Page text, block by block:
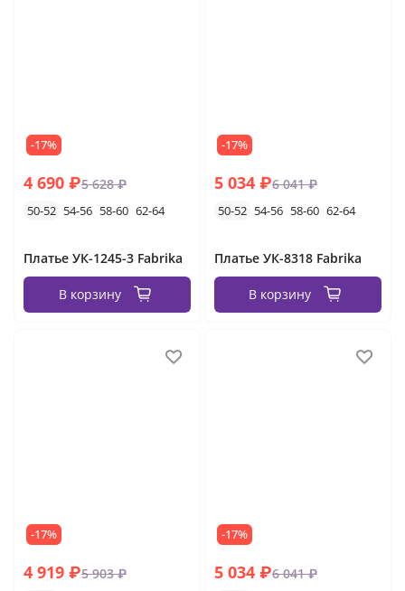
-17%
4 690 ₽5 628 ₽
50-52 54-56 58-60 62-64
Платье УК-1245-3 Fabrika
В корзину
-17%
5 034 ₽6 041 ₽
50-52 54-56 58-60 62-64
Платье УК-8318 Fabrika
В корзину
-17%
4 919 ₽5 903 ₽
-17%
5 034 ₽6 041 ₽